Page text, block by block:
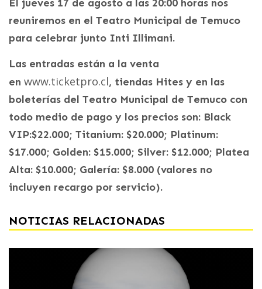
El jueves 17 de agosto a las 20:00 horas nos
reuniremos en el Teatro Municipal de Temuco
para celebrar junto Inti Illimani.
Las entradas están a la venta
en www.ticketpro.cl, tiendas Hites y en las
boleterías del Teatro Municipal de Temuco con
todo medio de pago y los precios son: Black
VIP:$22.000; Titanium: $20.000; Platinum:
$17.000; Golden: $15.000; Silver: $12.000; Platea
Alta: $10.000; Galería: $8.000 (valores no
incluyen recargo por servicio).
NOTICIAS RELACIONADAS